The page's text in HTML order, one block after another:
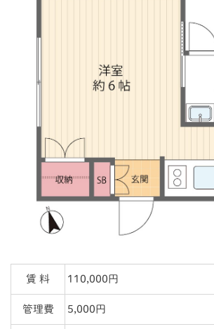
賃 料 110,000円
管理費 5,000円